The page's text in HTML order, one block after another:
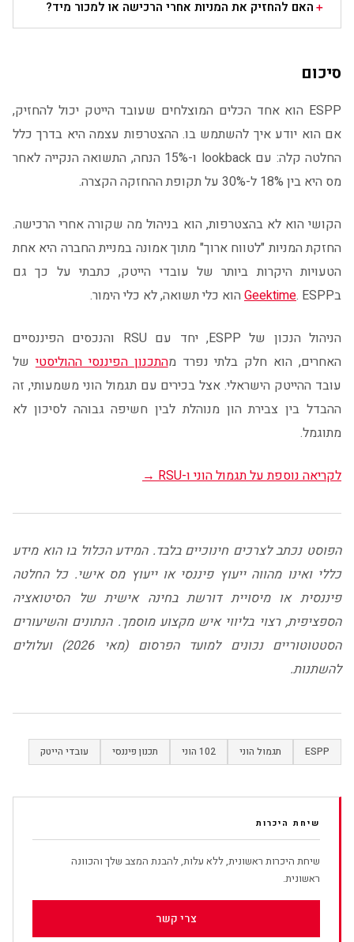
האם להחזיק את המניות אחרי הרכישה או למכור מיד?
סיכום
ESPP הוא אחד הכלים המוצלחים שעובד הייטק יכול להחזיק,
אם הוא יודע איך להשתמש בו. ההצטרפות עצמה היא בדרך כלל
החלטה קלה: עם lookback ו-15% הנחה, התשואה הנקייה לאחר
מס היא בין 18% ל-30% על תקופת ההחזקה הקצרה.
הקושי הוא לא בהצטרפות, הוא בניהול מה שקורה אחרי הרכישה.
החזקת המניות "לטווח ארוך" מתוך אמונה במניית החברה היא אחת
הטעויות היקרות ביותר של עובדי הייטק, כתבתי על כך גם
ב
Geektime. ESPP הוא כלי תשואה, לא כלי הימור.
הניהול הנכון של ESPP, יחד עם RSU והנכסים הפיננסיים
האחרים, הוא חלק בלתי נפרד מהתכנון הפיננסי ההוליסטישל
עובד ההייטק הישראלי. אצל בכירים עם תגמול הוני משמעותי, זה
ההבדל בין צבירת הון מנוהלת לבין חשיפה גבוהה לסיכון לא
מתוגמל.
לקריאה נוספת על תגמול הוני ו-RSU →
הפוסט נכתב לצרכים חינוכיים בלבד. המידע הכלול בו הוא מידע
כללי ואינו מהווה ייעוץ פיננסי או ייעוץ מס אישי. כל החלטה
פיננסית או מיסויית דורשת בחינה אישית של הסיטואציה
הספציפית, רצוי בליווי איש מקצוע מוסמך. הנתונים והשיעורים
הסטטוטוריים נכונים למועד הפרסום (מאי 2026) ועלולים
להשתנות.
ESPP תגמול הוני 102 הוני תכנון פיננסי עובדי הייטק
שיחת היכרות
שיחת היכרות ראשונית, ללא עלות, להבנת המצב שלך והכוונה
ראשונית.
צרי קשר